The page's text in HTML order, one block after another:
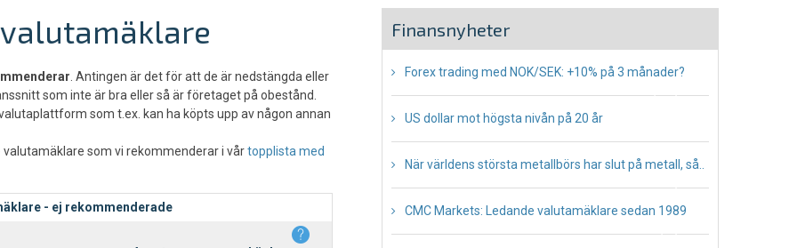
. Antingen är det för att de är nedstängda eller
som inte är bra eller så är företaget på obestånd.
som t.ex. kan ha köpts upp av någon annan
som vi rekommenderar i vårtopplista med
- ej rekommenderade
Finansnyheter
Forex trading med NOK/SEK: +10% på 3 månader?
US dollar mot högsta nivån på 20 år
När världens största metallbörs har slut på metall, så..
CMC Markets: Ledande valutamäklare sedan 1989